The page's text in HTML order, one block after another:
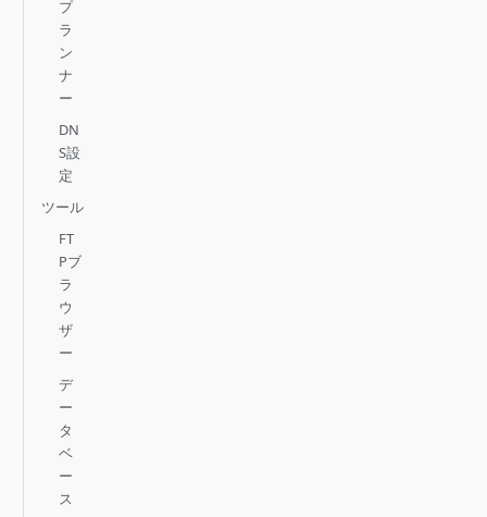
プ
ラ
ン
ナ
ー
DN
S設
定
ツール
FT
Pブ
ラ
ウ
ザ
ー
デ
ー
タ
ベ
ー
ス